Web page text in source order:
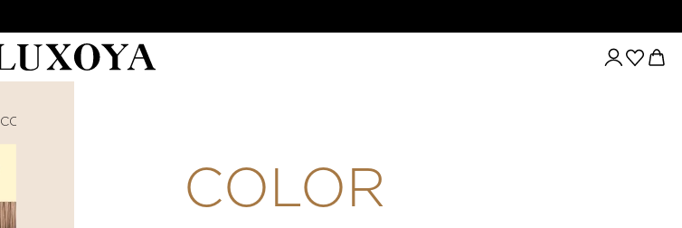
COLOR HORIZON - AMMÓNIÁS HAJFESTÉK 8.0/8NW 60ML
COLOR